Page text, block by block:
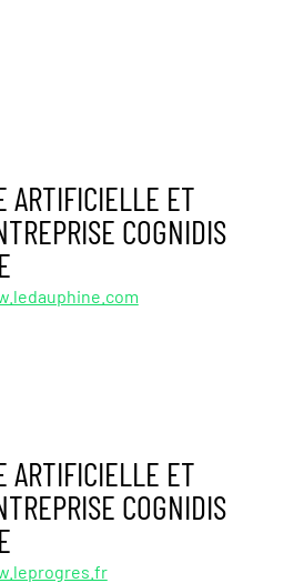
ARTIFICIELLE ET
COGNIDIS
ARTIFICIELLE ET
COGNIDIS